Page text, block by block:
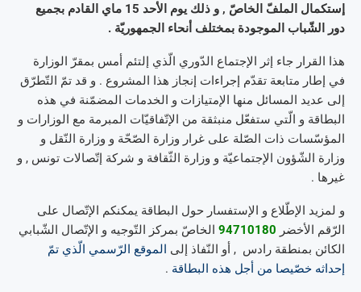
إستكمال الملفّ الخاصّ , و ذلك يوم الأحد 15 ماي القادم بجميع
دور الشّباب الموجودة بمختلف أنحاء الجمهوريّة .
هذا القرار جاء إثر الإجتماع الدّوري الّذي إلتئم أمس بمقرّ الوزارة
في إطار متابعة تقدّم إجراءات إنجاز هذا المشروع . و قد تمّ التّطرّق
إلى عديد المسائل منها الإمتيازات و الخدمات المضمّنة في هذه
البطاقة و الّتي ستفعّل منبثقة من الإتّفاقيّات المبرمة مع الوزارات و
المؤسّسات ذات الصّلة على غرار وزارة الصّحّة و وزارة النّقل و
وزارة الشّؤون الإجتماعيّة و وزارة الثّقافة و شركة إتّصالات تونس , و
غيرها .
و لمزيد الإطّلاع و الإستفسار حول البطاقة يمكنكم الإتّصال على
الرّقم الأخضر 94710180 الخاصّ بمركز التّوجيه و الإتّصال الشّبابي
الكائن بمنطقة رادس , أو النّفاذ إلى الموقع الرّسمي الّذي تمّ
إحداثه خصّيصا من أجل هذه البطاقة .